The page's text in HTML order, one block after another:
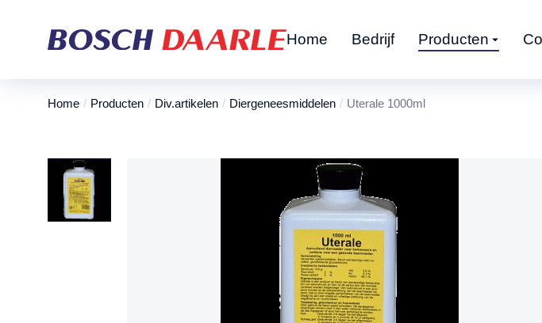
Home Bedrijf Producten
Je bent hier:
Home Producten Div.artikelen Diergeneesmiddelen Uterale 1000ml